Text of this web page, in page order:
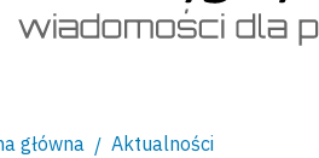
główna Aktualności